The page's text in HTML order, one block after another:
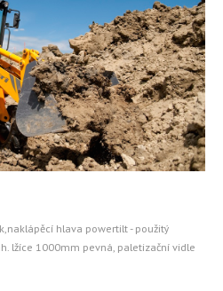
hlava powertilt - použitý
lžíce 1000mm pevná, paletizační vidle